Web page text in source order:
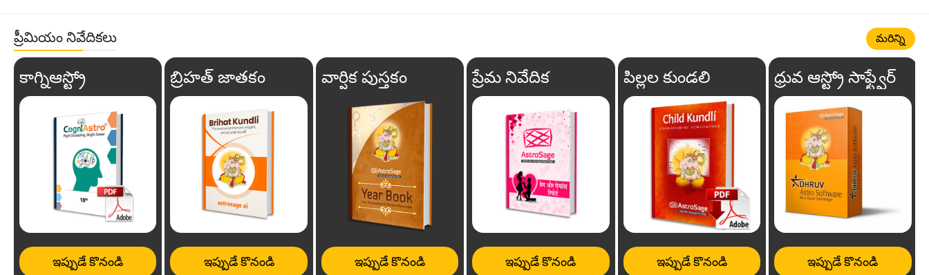
ప్రీమియం నివేదికలు మరిన్ని
కాగ్నిఆస్ట్రో
ఇప్పుడే కొనండి
బ్రిహత్ జాతకం
ఇప్పుడే కొనండి
వార్షిక పుస్తకం
ఇప్పుడే కొనండి
ప్రేమ నివేదిక
ఇప్పుడే కొనండి
పిల్లల కుండలి
ఇప్పుడే కొనండి
ధ్రువ ఆస్ట్రో సాఫ్ట్వేర్
ఇప్పుడే కొనండి